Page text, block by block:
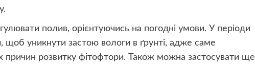
полив, орієнтуючись на погодні умови. У періоди
щоб уникнути застою вологи в ґрунті, адже саме
причин розвитку фітофтори. Також можна застосувати ще